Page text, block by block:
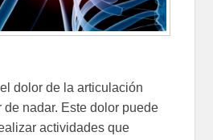
dolor de la articulación
de nadar. Este dolor puede
actividades que